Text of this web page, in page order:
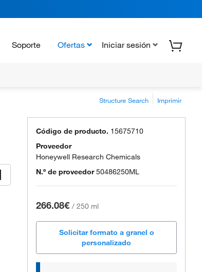
Soporte Ofertas Iniciar sesión
Structure Search Imprimir
Código de producto. 15675710
Proveedor
Honeywell Research Chemicals
N.º de proveedor 50486250ML
266.08€ / 250 ml
Solicitar formato a granel o
personalizado